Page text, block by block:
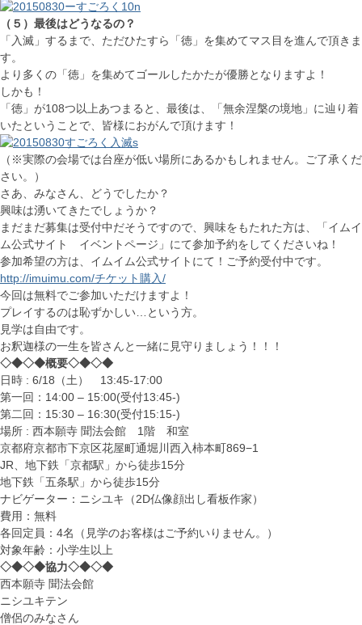
（５）最後はどうなるの？
「入滅」するまで、ただひたすら「徳」を集めてマス目を進んで頂きま
す。
より多くの「徳」を集めてゴールしたかたが優勝となりますよ！
しかも！
「徳」が108つ以上あつまると、最後は、「無余涅槃の境地」に辿り着
いたということで、皆様におがんで頂けます！
（※実際の会場では台座が低い場所にあるかもしれません。ご了承くだ
さい。）
さあ、みなさん、どうでしたか？
興味は湧いてきたでしょうか？
まだまだ募集は受付中だそうですので、興味をもたれた方は、「イムイ
ム公式サイト イベントページ」にて参加予約をしてくださいね！
参加希望の方は、イムイム公式サイトにて！ご予約受付中です。
http://imuimu.com/チケット購入/
今回は無料でご参加いただけますよ！
プレイするのは恥ずかしい…という方。
見学は自由です。
お釈迦様の一生を皆さんと一緒に見守りましょう！！！
◇◆◇◆概要◇◆◇◆
日時 : 6/18（土） 13:45-17:00
第一回：14:00 – 15:00(受付13:45-)
第二回：15:30 – 16:30(受付15:15-)
場所 : 西本願寺 聞法会館 1階 和室
京都府京都市下京区花屋町通堀川西入柿本町869−1
JR、地下鉄「京都駅」から徒歩15分
地下鉄「五条駅」から徒歩15分
ナビゲーター：ニシユキ（2D仏像顔出し看板作家）
費用：無料
各回定員：4名（見学のお客様はご予約いりません。）
対象年齢：小学生以上
◇◆◇◆協力◇◆◇◆
西本願寺 聞法会館
ニシユキテン
僧侶のみなさん